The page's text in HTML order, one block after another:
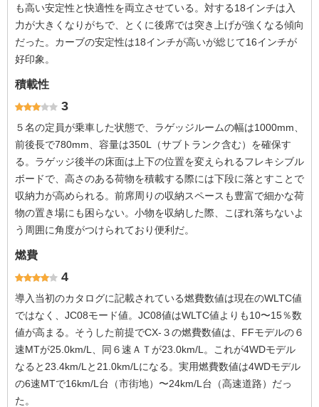
も高い安定性と快適性を両立させている。対する18インチは入
力が大きくなりがちで、とくに後席では突き上げが強くなる傾向
だった。カーブの安定性は18インチが高いが総じて16インチが
好印象。
積載性
3
５名の定員が乗車した状態で、ラゲッジルームの幅は1000mm、
前後長で780mm、容量は350L（サブトランク含む）を確保す
る。ラゲッジ後半の床面は上下の位置を変えられるフレキシブル
ボードで、高さのある荷物を積載する際には下段に落とすことで
収納力が高められる。前席周りの収納スペースも豊富で細かな荷
物の置き場にも困らない。小物を収納した際、こぼれ落ちないよ
う周囲に角度がつけられており便利だ。
燃費
4
導入当初のカタログに記載されている燃費数値は現在のWLTC値
ではなく、JC08モード値。JC08値はWLTC値よりも10〜15％数
値が高まる。そうした前提でCX-３の燃費数値は、FFモデルの６
速MTが25.0km/L、同６速ＡＴが23.0km/L。これが4WDモデル
なると23.4km/Lと21.0km/Lになる。実用燃費数値は4WDモデル
の6速MTで16km/L台（市街地）〜24km/L台（高速道路）だっ
た。